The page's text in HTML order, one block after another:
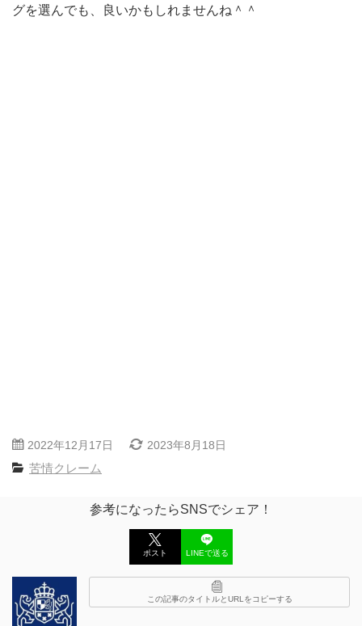
グを選んでも、良いかもしれませんね＾＾
2022年12月17日 2023年8月18日
苦情クレーム
参考になったらSNSでシェア！
ポスト LINEで送る
この記事のタイトルとURLをコピーする